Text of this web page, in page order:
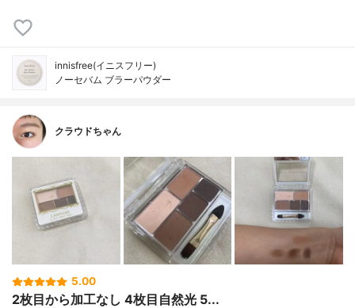
innisfree(イニスフリー)
ノーセバム ブラーパウダー
クラウドちゃん
5.00
2枚目から加工なし 4枚目自然光 5...